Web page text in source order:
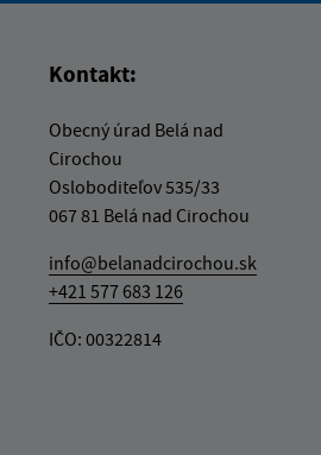
Kontakt:
Obecný úrad Belá nad
Cirochou
Osloboditeľov 535/33
067 81 Belá nad Cirochou
info@belanadcirochou.sk
+421 577 683 126
IČO: 00322814